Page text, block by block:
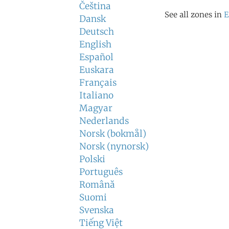
Čeština
Dansk
Deutsch
English
Español
Euskara
Français
Italiano
Magyar
Nederlands
Norsk (bokmål)
Norsk (nynorsk)
Polski
Português
Română
Suomi
Svenska
Tiếng Việt
See all zones in